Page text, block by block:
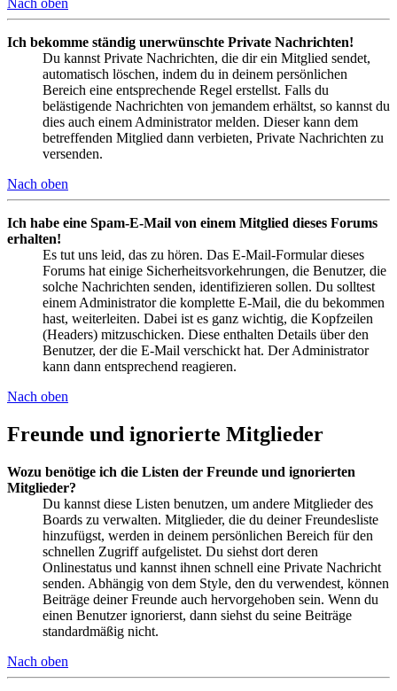
Nach oben
Ich bekomme ständig unerwünschte Private Nachrichten!
Du kannst Private Nachrichten, die dir ein Mitglied sendet,
automatisch löschen, indem du in deinem persönlichen
Bereich eine entsprechende Regel erstellst. Falls du
belästigende Nachrichten von jemandem erhältst, so kannst du
dies auch einem Administrator melden. Dieser kann dem
betreffenden Mitglied dann verbieten, Private Nachrichten zu
versenden.
Nach oben
Ich habe eine Spam-E-Mail von einem Mitglied dieses Forums
erhalten!
Es tut uns leid, das zu hören. Das E-Mail-Formular dieses
Forums hat einige Sicherheitsvorkehrungen, die Benutzer, die
solche Nachrichten senden, identifizieren sollen. Du solltest
einem Administrator die komplette E-Mail, die du bekommen
hast, weiterleiten. Dabei ist es ganz wichtig, die Kopfzeilen
(Headers) mitzuschicken. Diese enthalten Details über den
Benutzer, der die E-Mail verschickt hat. Der Administrator
kann dann entsprechend reagieren.
Nach oben
Freunde und ignorierte Mitglieder
Wozu benötige ich die Listen der Freunde und ignorierten
Mitglieder?
Du kannst diese Listen benutzen, um andere Mitglieder des
Boards zu verwalten. Mitglieder, die du deiner Freundesliste
hinzufügst, werden in deinem persönlichen Bereich für den
schnellen Zugriff aufgelistet. Du siehst dort deren
Onlinestatus und kannst ihnen schnell eine Private Nachricht
senden. Abhängig von dem Style, den du verwendest, können
Beiträge deiner Freunde auch hervorgehoben sein. Wenn du
einen Benutzer ignorierst, dann siehst du seine Beiträge
standardmäßig nicht.
Nach oben